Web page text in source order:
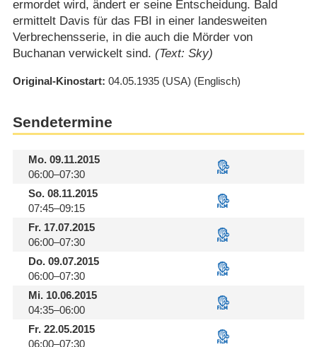
ermordet wird, ändert er seine Entscheidung. Bald
ermittelt Davis für das FBI in einer landesweiten
Verbrechensserie, in die auch die Mörder von
Buchanan verwickelt sind. (Text: Sky)
Original-Kinostart 04.05.1935 (USA) (Englisch)
Sendetermine
Mo.09.11.2015
06:00–07:30
So.08.11.2015
07:45–09:15
Fr.17.07.2015
06:00–07:30
Do.09.07.2015
06:00–07:30
Mi.10.06.2015
04:35–06:00
Fr.22.05.2015
06:00–07:30